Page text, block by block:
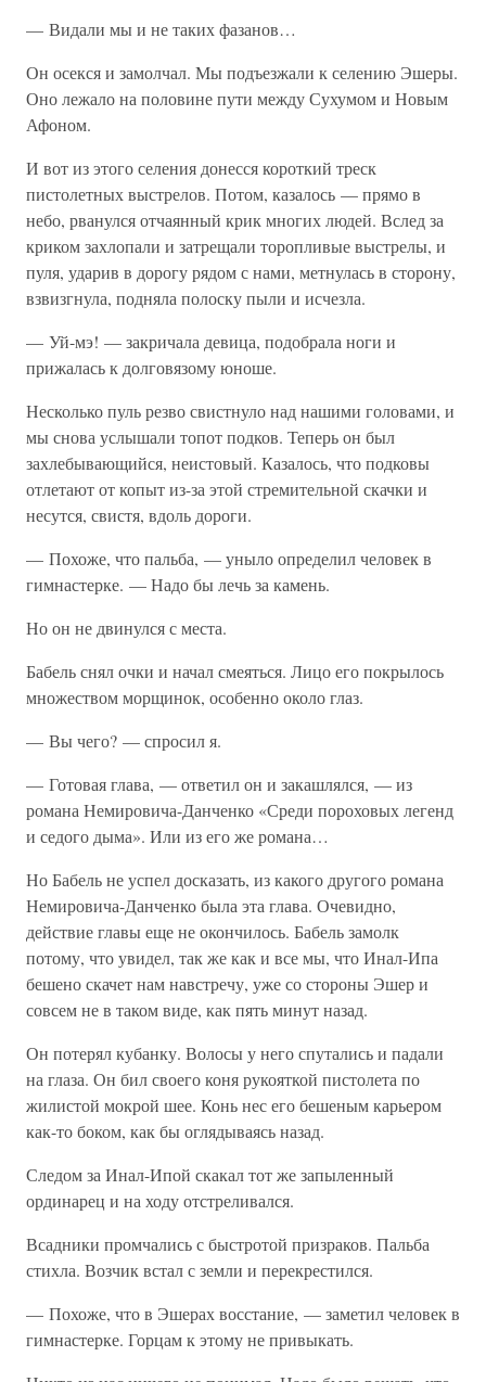
— Видали мы и не таких фазанов…
Он осекся и замолчал. Мы подъезжали к селению Эшеры.
Оно лежало на половине пути между Сухумом и Новым
Афоном.
И вот из этого селения донесся короткий треск
пистолетных выстрелов. Потом, казалось — прямо в
небо, рванулся отчаянный крик многих людей. Вслед за
криком захлопали и затрещали торопливые выстрелы, и
пуля, ударив в дорогу рядом с нами, метнулась в сторону,
взвизгнула, подняла полоску пыли и исчезла.
— Уй-мэ! — закричала девица, подобрала ноги и
прижалась к долговязому юноше.
Несколько пуль резво свистнуло над нашими головами, и
мы снова услышали топот подков. Теперь он был
захлебывающийся, неистовый. Казалось, что подковы
отлетают от копыт из-за этой стремительной скачки и
несутся, свистя, вдоль дороги.
— Похоже, что пальба, — уныло определил человек в
гимнастерке. — Надо бы лечь за камень.
Но он не двинулся с места.
Бабель снял очки и начал смеяться. Лицо его покрылось
множеством морщинок, особенно около глаз.
— Вы чего? — спросил я.
— Готовая глава, — ответил он и закашлялся, — из
романа Немировича-Данченко «Среди пороховых легенд
и седого дыма». Или из его же романа…
Но Бабель не успел досказать, из какого другого романа
Немировича-Данченко была эта глава. Очевидно,
действие главы еще не окончилось. Бабель замолк
потому, что увидел, так же как и все мы, что Инал-Ипа
бешено скачет нам навстречу, уже со стороны Эшер и
совсем не в таком виде, как пять минут назад.
Он потерял кубанку. Волосы у него спутались и падали
на глаза. Он бил своего коня рукояткой пистолета по
жилистой мокрой шее. Конь нес его бешеным карьером
как-то боком, как бы оглядываясь назад.
Следом за Инал-Ипой скакал тот же запыленный
ординарец и на ходу отстреливался.
Всадники промчались с быстротой призраков. Пальба
стихла. Возчик встал с земли и перекрестился.
— Похоже, что в Эшерах восстание, — заметил человек в
гимнастерке. Горцам к этому не привыкать.